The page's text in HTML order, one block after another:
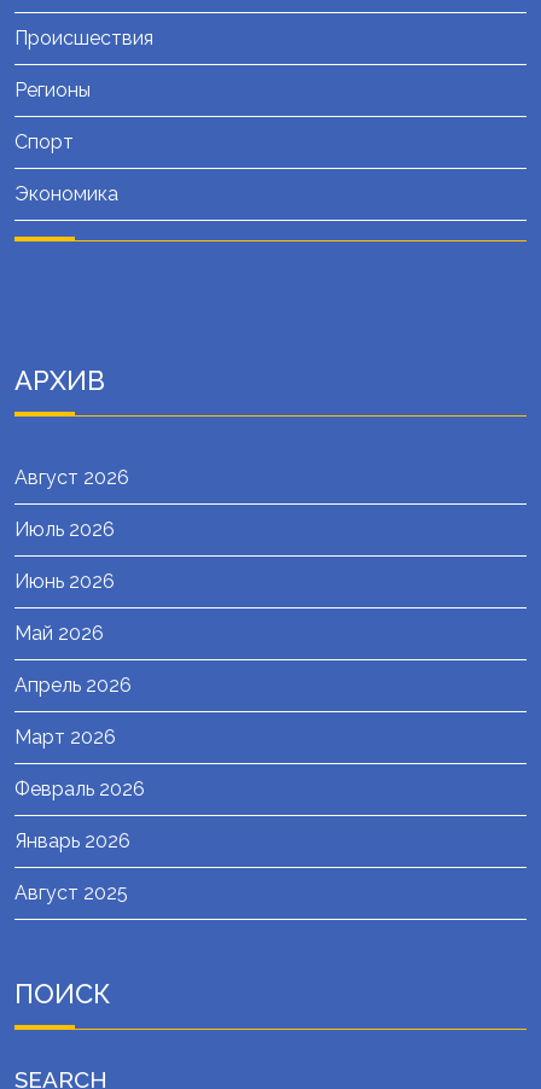
Происшествия
Регионы
Спорт
Экономика
АРХИВ
Август 2026
Июль 2026
Июнь 2026
Май 2026
Апрель 2026
Март 2026
Февраль 2026
Январь 2026
Август 2025
ПОИСК
SEARCH